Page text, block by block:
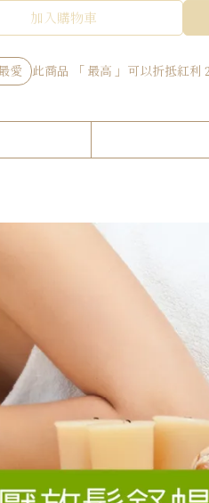
加入購物車
愛 此商品 「 最高 」可以折抵紅利